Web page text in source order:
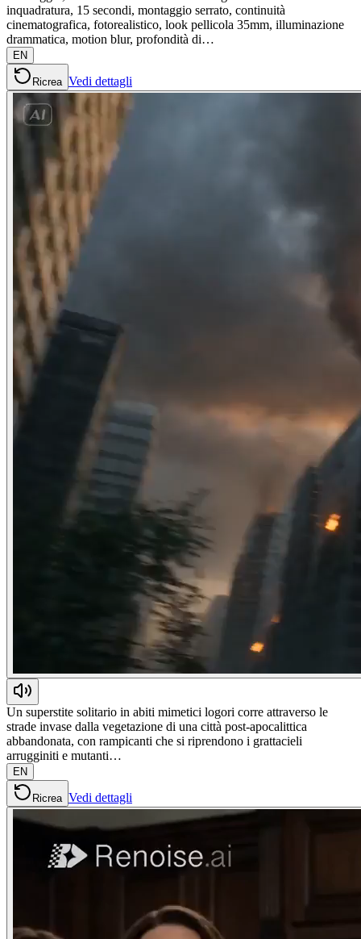
inquadratura, 15 secondi, montaggio serrato, continuità
cinematografica, fotorealistico, look pellicola 35mm, illuminazione
drammatica, motion blur, profondità di…
EN
Ricrea Vedi dettagli
Un superstite solitario in abiti mimetici logori corre attraverso le
strade invase dalla vegetazione di una città post-apocalittica
abbandonata, con rampicanti che si riprendono i grattacieli
arrugginiti e mutanti…
EN
Ricrea Vedi dettagli